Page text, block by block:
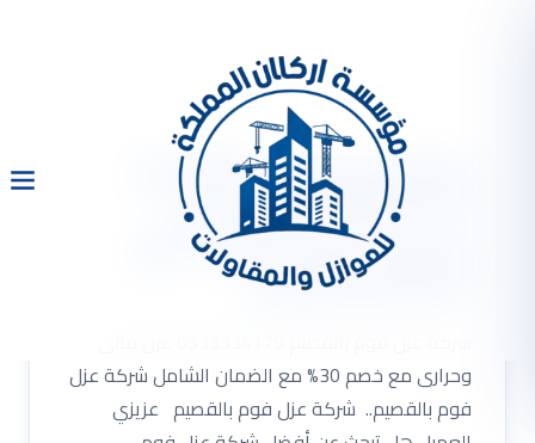
شركة عزل فوم بالقصيم
0533334179 عزل مائى
وحرارى مع خصم 30% مع
الضمان الشامل
وحرارى مع خصم 30% مع الضمان الشامل شركة عزل
فوم بالقصيم.. شركة عزل فوم بالقصيم عزيزي